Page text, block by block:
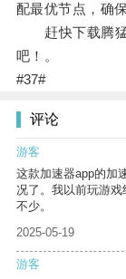
配最优节点，确
赶快下载腾猛
吧！。
#37#
评论
游客
这款加速器app的加
况了。我以前玩游
不少。
2025-05-19
游客